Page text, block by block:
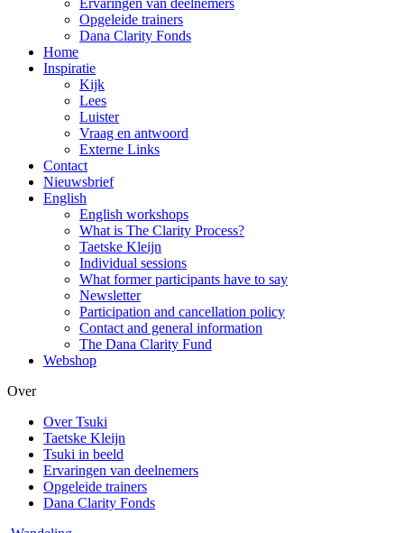
Opgeleide trainers
Dana Clarity Fonds
Home
Inspiratie
Kijk
Lees
Luister
Vraag en antwoord
Externe Links
Contact
Nieuwsbrief
English
English workshops
What is The Clarity Process?
Taetske Kleijn
Individual sessions
What former participants have to say
Newsletter
Participation and cancellation policy
Contact and general information
The Dana Clarity Fund
Webshop
Over
Over Tsuki
Taetske Kleijn
Tsuki in beeld
Ervaringen van deelnemers
Opgeleide trainers
Dana Clarity Fonds